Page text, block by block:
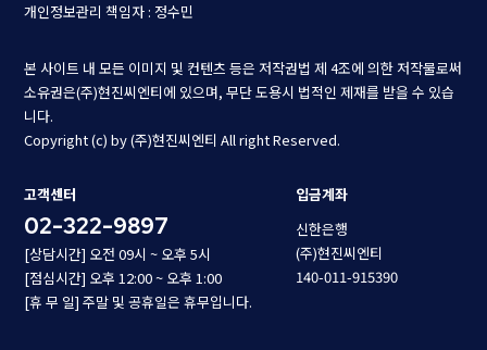
개인정보관리 책임자 : 정수민
본 사이트 내 모든 이미지 및 컨텐츠 등은 저작권법 제 4조에 의한 저작물로써
소유권은(주)현진씨엔티에 있으며, 무단 도용시 법적인 제재를 받을 수 있습
니다.
Copyright (c) by (주)현진씨엔티 All right Reserved.
고객센터
02-322-9897
[상담시간] 오전 09시 ~ 오후 5시
[점심시간] 오후 12:00 ~ 오후 1:00
[휴 무 일] 주말 및 공휴일은 휴무입니다.
입금계좌
신한은행
(주)현진씨엔티
140-011-915390